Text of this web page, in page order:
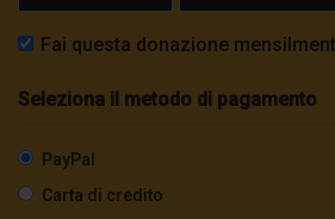
Fai questa donazione
Seleziona il metodo di pagamento
PayPal
Carta di credito